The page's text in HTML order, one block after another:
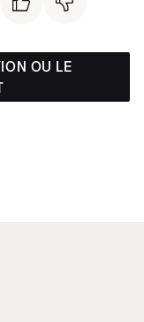
OU LE